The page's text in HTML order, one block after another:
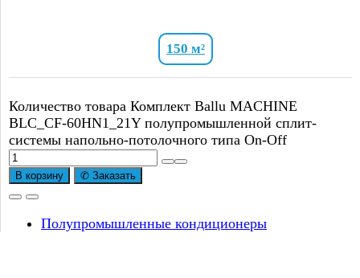
150 м²
Количество товара Комплект Ballu MACHINE
BLC_CF-60HN1_21Y полупромышленной сплит-
системы напольно-потолочного типа On-Off
В корзину ✆ Заказать
Полупромышленные кондиционеры